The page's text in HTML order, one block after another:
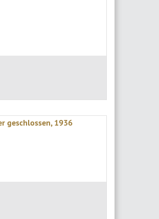
geschlossen, 1936